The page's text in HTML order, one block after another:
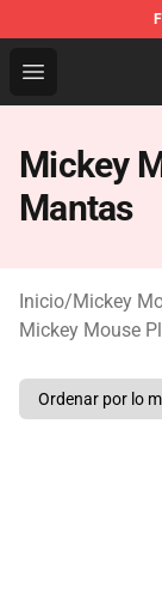
Open menu
Mickey
Mickey
Mantas
Inicio/Mickey
Mickey Mouse